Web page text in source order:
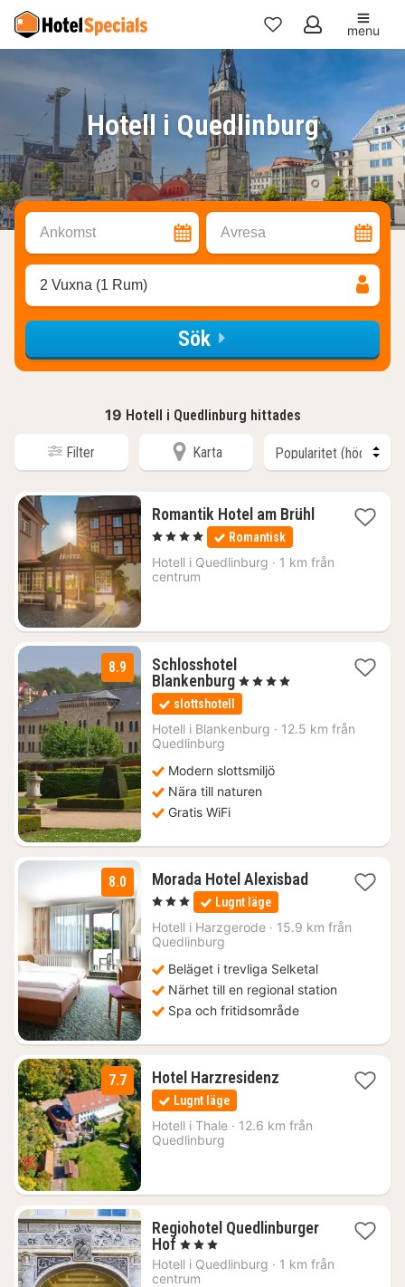
Mina
menu
Hotell i Quedlinburg
Ankomst Avresa
2 Vuxna (1 Rum)
Sök
19 Hotell i Quedlinburg hittades
Filter Karta
Romantik Hotel am Brühl1
1886
, 4 Stjärnor Romantisk
Hotell i Quedlinburg · 1 km från
centrum
8.9
Schlosshotel
Blankenburg1
natt
från
1876
, 4 Stjärnor
slottshotell
Hotell i Blankenburg · 12.5 km från
Quedlinburg
Modern slottsmiljö
Nära till naturen
Gratis WiFi
8.0 Morada Hotel Alexisbad3
892
, 3 Stjärnor Lugnt läge
Hotell i Harzgerode · 15.9 km från
Quedlinburg
Beläget i trevliga Selketal
Närhet till en regional station
Spa och fritidsområde
7.7 Hotel Harzresidenz1
779
Lugnt läge
Hotell i Thale · 12.6 km från
Quedlinburg
Regiohotel Quedlinburger
Hof 1
natt
från
, 3 Stjärnor
Hotell i Quedlinburg · 1 km från
centrum